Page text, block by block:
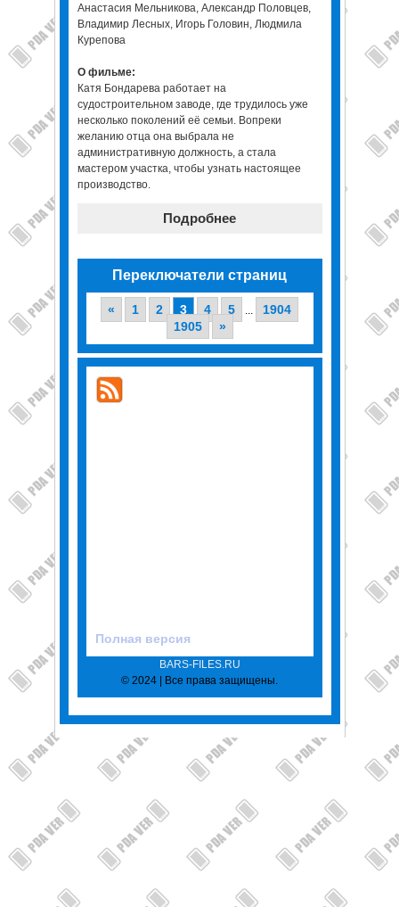
Анастасия Мельникова, Александр Половцев,
Владимир Лесных, Игорь Головин, Людмила
Курепова
О фильме:
Катя Бондарева работает на
судостроительном заводе, где трудилось уже
несколько поколений её семьи. Вопреки
желанию отца она выбрала не
административную должность, а стала
мастером участка, чтобы узнать настоящее
производство.
Подробнее
Переключатели страниц
« 1 2 3 4 5 ...
1904
1905
»
Полная версия
BARS-FILES.RU
© 2024 | Все права защищены.